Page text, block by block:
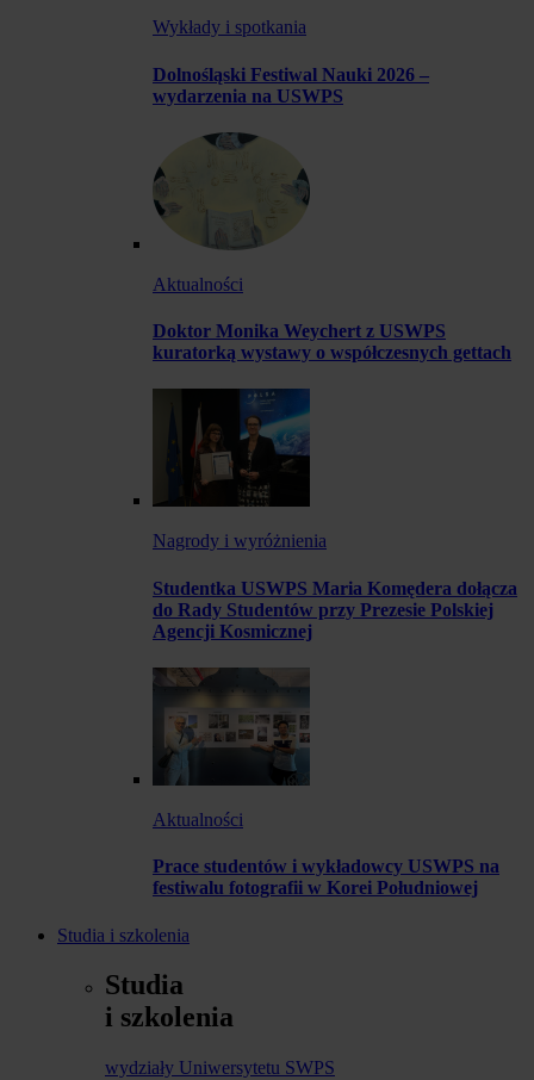
Wykłady i spotkania
Dolnośląski Festiwal Nauki 2026 –
wydarzenia na USWPS
Aktualności
Doktor Monika Weychert z USWPS
kuratorką wystawy o współczesnych gettach
Nagrody i wyróżnienia
Studentka USWPS Maria Komędera dołącza
do Rady Studentów przy Prezesie Polskiej
Agencji Kosmicznej
Aktualności
Prace studentów i wykładowcy USWPS na
festiwalu fotografii w Korei Południowej
Studia i szkolenia
Studia
i szkolenia
wydziały Uniwersytetu SWPS